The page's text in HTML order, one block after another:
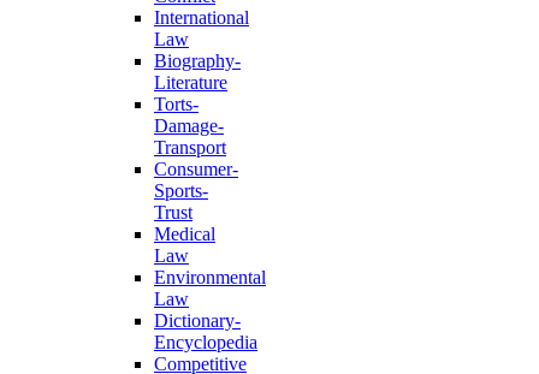
International
Law
Biography-
Literature
Torts-
Damage-
Transport
Consumer-
Sports-
Trust
Medical
Law
Environmental
Law
Dictionary-
Encyclopedia
Competitive